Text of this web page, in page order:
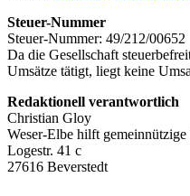
Steuer-Nummer
Steuer-Nummer: 49/212/00652
Da die Gesellschaft
Umsätze tätigt, liegt keine
Redaktionell verantwortlich
Christian Gloy
Weser-Elbe hilft
Logestr. 41 c
27616 Beverstedt